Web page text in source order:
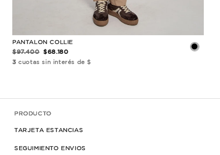
PANTALON COLLIE
$97.400
$68.180
3 cuotas sin interés de $
PRODUCTO
TARJETA ESTANCIAS
SEGUIMIENTO ENVIOS